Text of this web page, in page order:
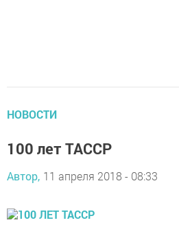
НОВОСТИ
100 лет ТАССР
Автор, 11 апреля 2018 - 08:33